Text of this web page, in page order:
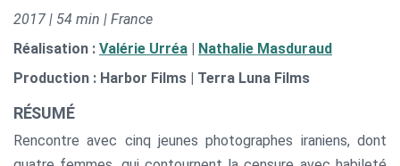
2017 | 54 min | France
Réalisation : Valérie Urréa | Nathalie Masduraud
Production : Harbor Films | Terra Luna Films
RÉSUMÉ
Rencontre avec cinq jeunes photographes iraniens, dont